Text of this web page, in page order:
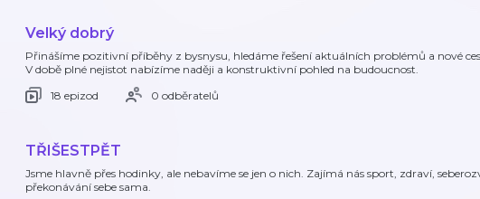
Velký dobrý
Přinášíme pozitivní příběhy z bysnysu, hledáme řešení aktuálních problémů a nové
V době plné nejistot nabízíme naději a konstruktivní pohled na budoucnost.
18 epizod
0 odběratelů
TŘIŠESTPĚT
Jsme hlavně přes hodinky, ale nebavíme se jen o nich. Zajímá nás sport, zdraví,
překonávání sebe sama.